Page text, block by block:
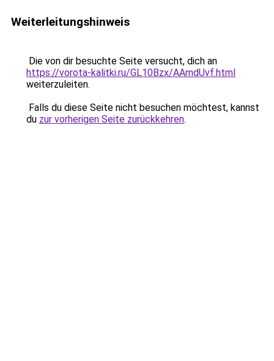
Weiterleitungshinweis
Die von dir besuchte Seite versucht, dich an
https://vorota-kalitki.ru/GL10Bzx/AAmdUvf.html
weiterzuleiten.
Falls du diese Seite nicht besuchen möchtest, kannst
du zur vorherigen Seite zurückkehren.